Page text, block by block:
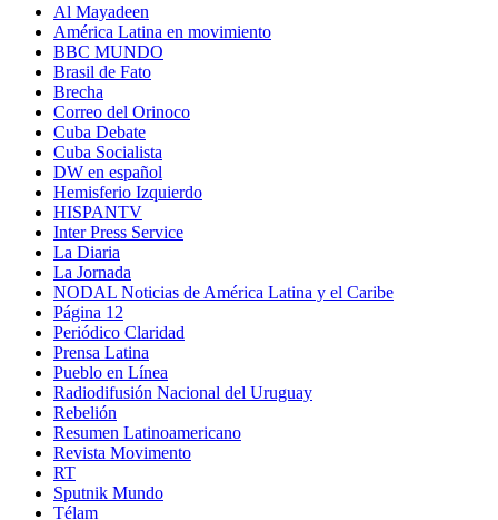
Al Mayadeen
América Latina en movimiento
BBC MUNDO
Brasil de Fato
Brecha
Correo del Orinoco
Cuba Debate
Cuba Socialista
DW en español
Hemisferio Izquierdo
HISPANTV
Inter Press Service
La Diaria
La Jornada
NODAL Noticias de América Latina y el Caribe
Página 12
Periódico Claridad
Prensa Latina
Pueblo en Línea
Radiodifusión Nacional del Uruguay
Rebelión
Resumen Latinoamericano
Revista Movimento
RT
Sputnik Mundo
Télam